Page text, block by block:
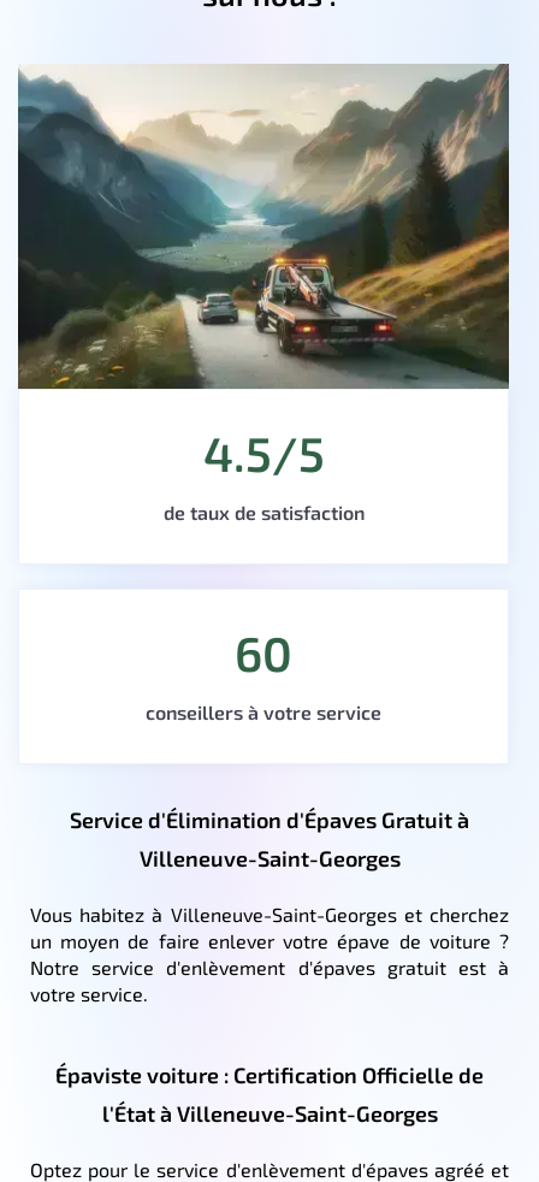
4.5/5
de taux de satisfaction
60
conseillers à votre service
Service d'Élimination d'Épaves Gratuit à
Villeneuve-Saint-Georges
Vous habitez à Villeneuve-Saint-Georges et cherchez
un moyen de faire enlever votre épave de voiture ?
Notre service d'enlèvement d'épaves gratuit est à
votre service.
Épaviste voiture : Certification Officielle de
l'État à Villeneuve-Saint-Georges
Optez pour le service d'enlèvement d'épaves agréé et